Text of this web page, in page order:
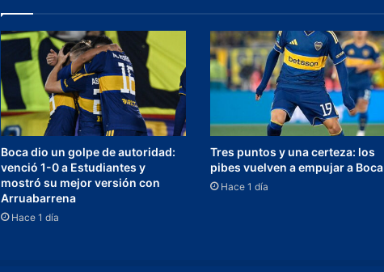
Boca dio un golpe de autoridad:
venció 1-0 a Estudiantes y
mostró su mejor versión con
Arruabarrena
Hace 1 día
Tres puntos y una certeza: los
pibes vuelven a empujar a Boca
Hace 1 día